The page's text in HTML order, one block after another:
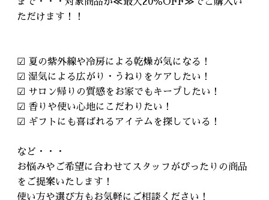
ただけます！！
☑ 夏の紫外線や冷房による乾燥が気になる！
☑ 湿気による広がり・うねりをケアしたい！
☑ サロン帰りの質感をお家でもキープしたい！
☑ 香りや使い心地にこだわりたい！
☑ ギフトにも喜ばれるアイテムを探している！
など・・・
お悩みやご希望に合わせてスタッフがぴったりの商品
をご提案いたします！
使い方や選び方もお気軽にご相談ください！